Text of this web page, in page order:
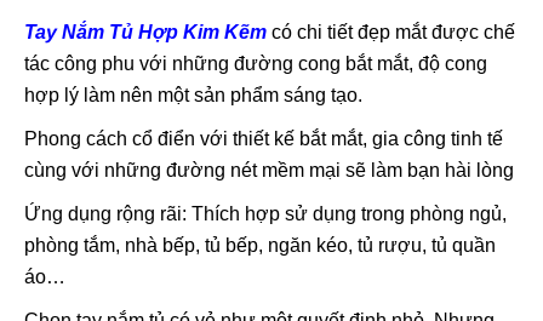
Tay Nắm Tủ Hợp Kim Kẽm có chi tiết đẹp mắt được chế
tác công phu với những đường cong bắt mắt, độ cong
hợp lý làm nên một sản phẩm sáng tạo.
Phong cách cổ điển với thiết kế bắt mắt, gia công tinh tế
cùng với những đường nét mềm mại sẽ làm bạn hài lòng
Ứng dụng rộng rãi: Thích hợp sử dụng trong phòng ngủ,
phòng tắm, nhà bếp, tủ bếp, ngăn kéo, tủ rượu, tủ quần
áo…